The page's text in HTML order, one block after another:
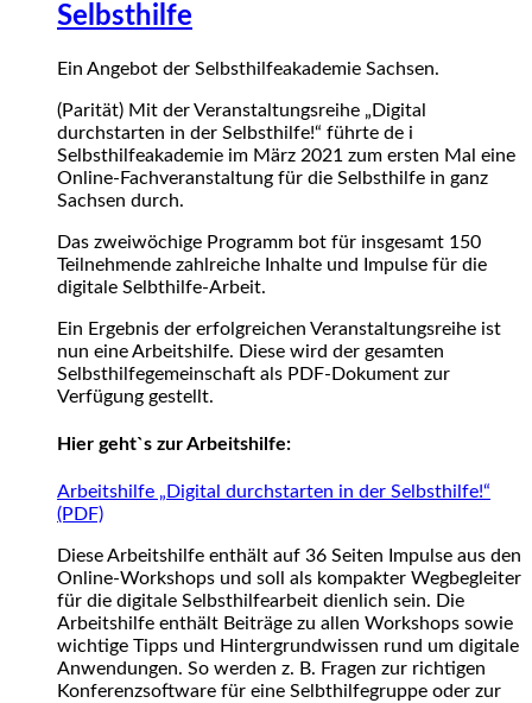
Selbsthilfe
Ein Angebot der Selbsthilfeakademie Sachsen.
(Parität) Mit der Veranstaltungsreihe „Digital
durchstarten in der Selbsthilfe!“ führte de i
Selbsthilfeakademie im März 2021 zum ersten Mal eine
Online-Fachveranstaltung für die Selbsthilfe in ganz
Sachsen durch.
Das zweiwöchige Programm bot für insgesamt 150
Teilnehmende zahlreiche Inhalte und Impulse für die
digitale Selbthilfe-Arbeit.
Ein Ergebnis der erfolgreichen Veranstaltungsreihe ist
nun eine Arbeitshilfe. Diese wird der gesamten
Selbsthilfegemeinschaft als PDF-Dokument zur
Verfügung gestellt.
Hier geht`s zur Arbeitshilfe:
Arbeitshilfe „Digital durchstarten in der Selbsthilfe!“
(PDF)
Diese Arbeitshilfe enthält auf 36 Seiten Impulse aus den
Online-Workshops und soll als kompakter Wegbegleiter
für die digitale Selbsthilfearbeit dienlich sein. Die
Arbeitshilfe enthält Beiträge zu allen Workshops sowie
wichtige Tipps und Hintergrundwissen rund um digitale
Anwendungen. So werden z. B. Fragen zur richtigen
Konferenzsoftware für eine Selbthilfegruppe oder zur